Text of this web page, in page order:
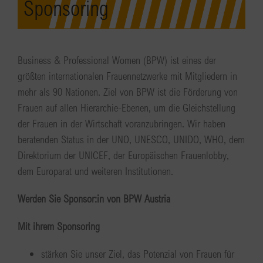
Sponsoring
Business & Professional Women (BPW) ist eines der
größten internationalen Frauennetzwerke mit Mitgliedern in
mehr als 90 Nationen. Ziel von BPW ist die Förderung von
Frauen auf allen Hierarchie-Ebenen, um die Gleichstellung
der Frauen in der Wirtschaft voranzubringen. Wir haben
beratenden Status in der UNO, UNESCO, UNIDO, WHO, dem
Direktorium der UNICEF, der Europäischen Frauenlobby,
dem Europarat und weiteren Institutionen.
Werden Sie Sponsor:in von BPW Austria
Mit ihrem Sponsoring
stärken Sie unser Ziel, das Potenzial von Frauen für